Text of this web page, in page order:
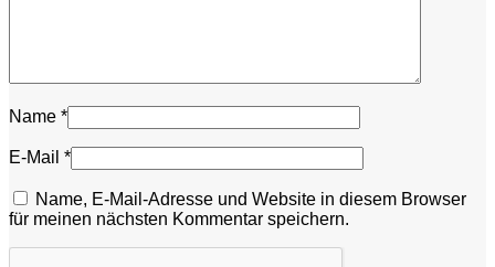
Name *
E-Mail *
Name, E-Mail-Adresse und Website in diesem Browser
für meinen nächsten Kommentar speichern.